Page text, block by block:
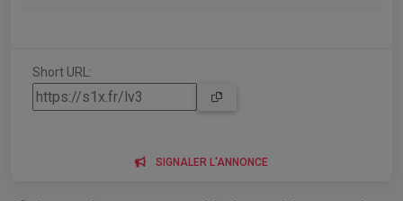
Short URL:
SIGNALER L'ANNONCE